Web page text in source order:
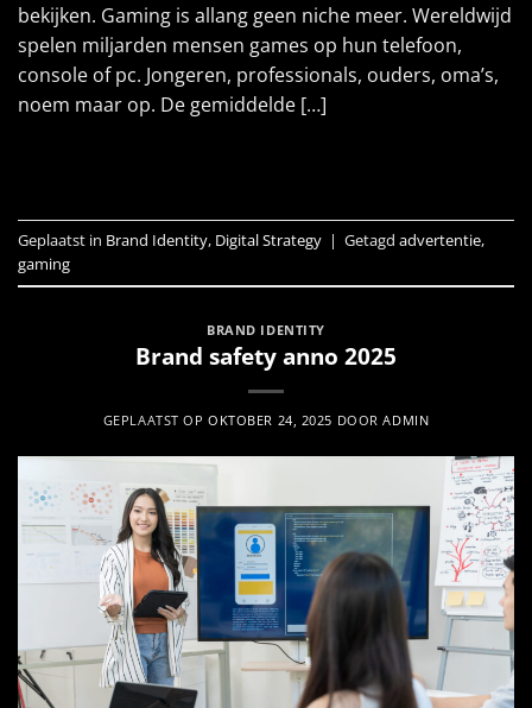
bekijken. Gaming is allang geen niche meer. Wereldwijd
spelen miljarden mensen games op hun telefoon,
console of pc. Jongeren, professionals, ouders, oma’s,
noem maar op. De gemiddelde […]
Geplaatst in Brand Identity, Digital Strategy | Getagd advertentie,
gaming
BRAND IDENTITY
Brand safety anno 2025
GEPLAATST OPOKTOBER 24, 2025 DOORADMIN